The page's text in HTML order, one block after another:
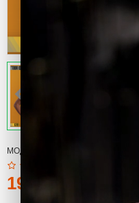
МОДЕЛЬ:
190тмт.